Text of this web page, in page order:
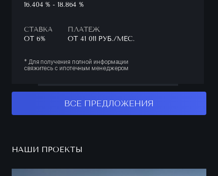
16.404 % - 18.864 %
СТАВКА
ОТ 6%
ПЛАТЕЖ
ОТ 41 011 РУБ./МЕС.
* Для получения полной информации
свяжитесь с ипотечным менеджером
ВСЕ ПРЕДЛОЖЕНИЯ
НАШИ ПРОЕКТЫ